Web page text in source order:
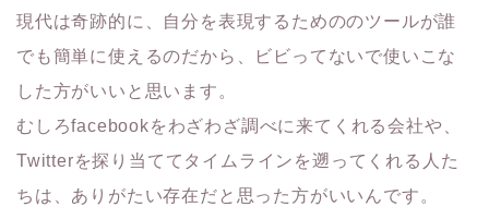
現代は奇跡的に、自分を表現するためののツールが誰
でも簡単に使えるのだから、ビビってないで使いこな
した方がいいと思います。
むしろfacebookをわざわざ調べに来てくれる会社や、
Twitterを探り当ててタイムラインを遡ってくれる人た
ちは、ありがたい存在だと思った方がいいんです。